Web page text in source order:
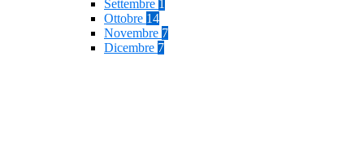
Settembre 1
Ottobre 14
Novembre 7
Dicembre 7